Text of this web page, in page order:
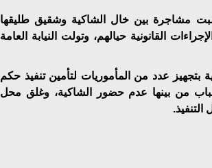
أنه خلال ديسمبر 2025 نشبت مشاجرة بين خال الشاكية وشقيق طليقها
القانونية حيالهم، وتولت النيابة العامة
بتجهيز عدد من المأموريات لتأمين تنفيذ حكم
أسباب من بينها عدم حضور الشاكية، وغلق محل